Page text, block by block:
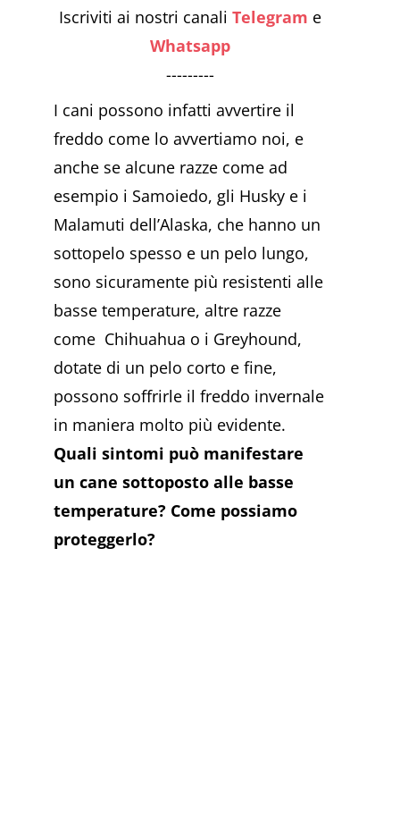
Iscriviti ai nostri canali Telegram e
Whatsapp
---------
I cani possono infatti avvertire il
freddo come lo avvertiamo noi, e
anche se alcune razze come ad
esempio i Samoiedo, gli Husky e i
Malamuti dell’Alaska, che hanno un
sottopelo spesso e un pelo lungo,
sono sicuramente più resistenti alle
basse temperature, altre razze
come Chihuahua o i Greyhound,
dotate di un pelo corto e fine,
possono soffrirle il freddo invernale
in maniera molto più evidente.
Quali sintomi può manifestare
un cane sottoposto alle basse
temperature? Come possiamo
proteggerlo?